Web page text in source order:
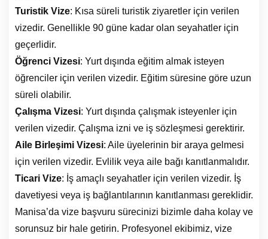
Turistik Vize: Kısa süreli turistik ziyaretler için verilen
vizedir. Genellikle 90 güne kadar olan seyahatler için
geçerlidir.
Öğrenci Vizesi: Yurt dışında eğitim almak isteyen
öğrenciler için verilen vizedir. Eğitim süresine göre uzun
süreli olabilir.
Çalışma Vizesi: Yurt dışında çalışmak isteyenler için
verilen vizedir. Çalışma izni ve iş sözleşmesi gerektirir.
Aile Birleşimi Vizesi: Aile üyelerinin bir araya gelmesi
için verilen vizedir. Evlilik veya aile bağı kanıtlanmalıdır.
Ticari Vize: İş amaçlı seyahatler için verilen vizedir. İş
davetiyesi veya iş bağlantılarının kanıtlanması gereklidir.
Manisa’da vize başvuru sürecinizi bizimle daha kolay ve
sorunsuz bir hale getirin. Profesyonel ekibimiz, vize